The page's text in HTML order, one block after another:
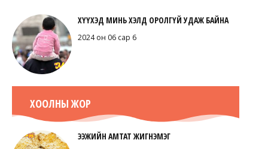
ХҮҮХЭД МИНЬ ХЭЛД ОРОЛГҮЙ УДАЖ БАЙНА
2024 он 06 сар 6
ХООЛНЫ ЖОР
ЭЭЖИЙН АМТАТ ЖИГНЭМЭГ